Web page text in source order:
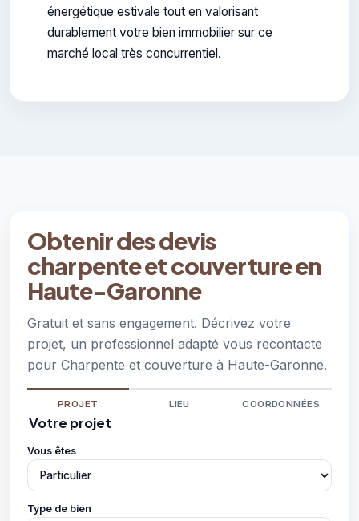
énergétique estivale tout en valorisant
durablement votre bien immobilier sur ce
marché local très concurrentiel.
Obtenir des devis
charpente et couverture en
Haute-Garonne
Gratuit et sans engagement. Décrivez votre
projet, un professionnel adapté vous recontacte
pour Charpente et couverture à Haute-Garonne.
PROJET LIEU COORDONNÉES
Votre projet
Vous êtes
Type de bien